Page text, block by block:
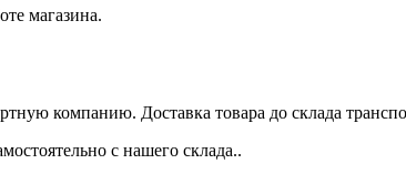
магазина.
компанию. Доставка товара до склада
с нашего склада..